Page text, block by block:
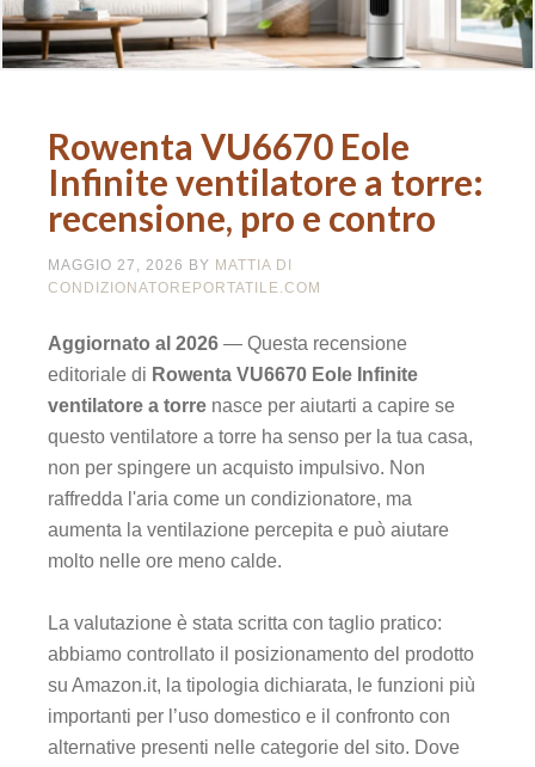
Rowenta VU6670 Eole
Infinite ventilatore a torre:
recensione, pro e contro
MAGGIO 27, 2026 BY MATTIA DI
CONDIZIONATOREPORTATILE.COM
Aggiornato al 2026 — Questa recensione
editoriale di Rowenta VU6670 Eole Infinite
ventilatore a torre nasce per aiutarti a capire se
questo ventilatore a torre ha senso per la tua casa,
non per spingere un acquisto impulsivo. Non
raffredda l'aria come un condizionatore, ma
aumenta la ventilazione percepita e può aiutare
molto nelle ore meno calde.
La valutazione è stata scritta con taglio pratico:
abbiamo controllato il posizionamento del prodotto
su Amazon.it, la tipologia dichiarata, le funzioni più
importanti per l’uso domestico e il confronto con
alternative presenti nelle categorie del sito. Dove